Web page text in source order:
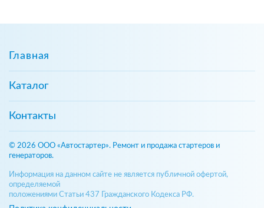
Главная
Каталог
Контакты
© 2026 ООО «Автостартер». Ремонт и продажа стартеров и
генераторов.
Информация на данном сайте не является публичной офертой,
определяемой
положениями Статьи 437 Гражданского Кодекса РФ.